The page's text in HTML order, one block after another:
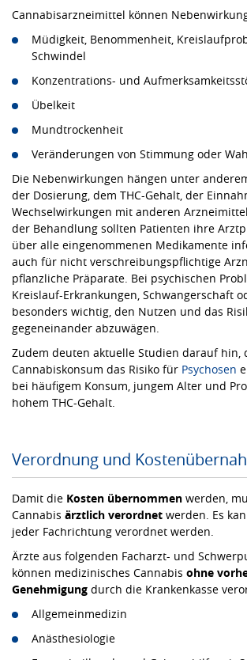
Cannabisarzneimittel können
Müdigkeit, Benommenheit,
Schwindel
Konzentrations- und
Übelkeit
Mundtrockenheit
Veränderungen von Stimmung oder
Die Nebenwirkungen hängen unter
der Dosierung, dem THC-Gehalt, der
Wechselwirkungen mit anderen
der Behandlung sollten Patienten ihre
über alle eingenommenen Medikamente
auch für nicht verschreibungspflichtige
pflanzliche Präparate. Bei psychischen
Kreislauf-Erkrankungen, Schwangerschaft
besonders wichtig, den Nutzen und das
gegeneinander abzuwägen.
Zudem deuten aktuelle Studien darauf hin,
Cannabiskonsum das Risiko für Psychosen
bei häufigem Konsum, jungem Alter und
hohem THC-Gehalt.
Verordnung und
Damit die Kosten übernommen werden,
Cannabis ärztlich verordnet werden. Es
jeder Fachrichtung verordnet werden.
Ärzte aus folgenden Facharzt- und
können medizinisches Cannabis ohne
Genehmigung durch die Krankenkasse
Allgemeinmedizin
Anästhesiologie